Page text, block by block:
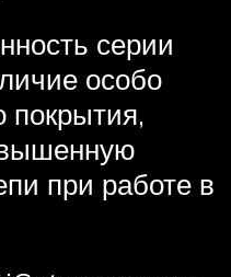
серии
особо
покрытия,
при работе в